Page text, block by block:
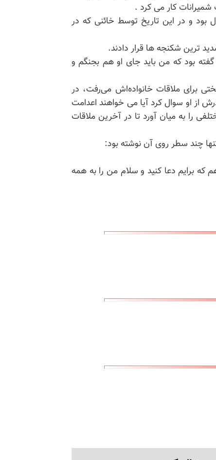
در تهران بسیار فعال بود و در این تاریخ توسط خائنی كه در
گفته بود که من باید جای او هم بجنگم و
برای ملاقات خانواده‌اش می‌رفت، در
اعدام ـ ۴ شهريور ۱۳۶۴ ـ وقتی مادرش از او سوال کرد آيا می خواهند اعدامت
را به میان آورد تا در آخرین ملاقات
چند سطر روی آن نوشته بود:
كه برايم دعا كنيد و سلام من را به همه